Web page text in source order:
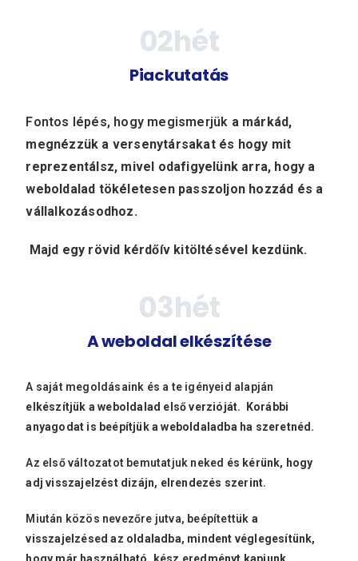
Piackutatás
02hét
Fontos lépés, hogy megismerjük a márkád,
megnézzük a versenytársakat és hogy mit
reprezentálsz, mivel odafigyelünk arra, hogy a
weboldalad tökéletesen passzoljon hozzád és a
vállalkozásodhoz.
Majd egy rövid kérdőív kitöltésével kezdünk.
A weboldal elkészítése
03hét
A saját megoldásaink és a te igényeid alapján
elkészítjük a weboldalad első verzióját. Korábbi
anyagodat is beépítjük a weboldaladba ha szeretnéd.
Az első változatot bemutatjuk neked és kérünk, hogy
adj visszajelzést dizájn, elrendezés szerint.
Miután közös nevezőre jutva, beépítettük a
visszajelzésed az oldaladba, mindent véglegesítünk,